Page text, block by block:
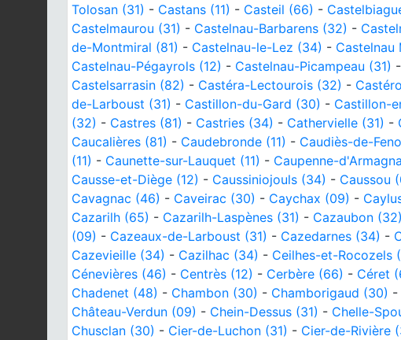
Tolosan (31) - Castans (11) - Casteil (66) -
Castelmaurou (31) - Castelnau-Barbarens (32) -
de-Montmiral (81) - Castelnau-le-Lez (34) - Castelnau
Castelnau-Pégayrols (12) - Castelnau-Picampeau (31) -
Castelsarrasin (82) - Castéra-Lectourois (32) -
de-Larboust (31) - Castillon-du-Gard (30) - Castillon-
(32) - Castres (81) - Castries (34) - Cathervielle (31) -
Caucalières (81) - Caudebronde (11) - Caudiès-de-
(11) - Caunette-sur-Lauquet (11) - Caupenne-
Causse-et-Diège (12) - Caussiniojouls (34) - Caussou
Cavagnac (46) - Caveirac (30) - Caychax (09) -
Cazarilh (65) - Cazarilh-Laspènes (31) - Cazaubon (32)
(09) - Cazeaux-de-Larboust (31) - Cazedarnes (34) -
Cazevieille (34) - Cazilhac (34) - Ceilhes-et-Rocozels
Cénevières (46) - Centrès (12) - Cerbère (66) - Céret
Chadenet (48) - Chambon (30) - Chamborigaud (30) -
Château-Verdun (09) - Chein-Dessus (31) - Chelle-
Chusclan (30) - Cier-de-Luchon (31) - Cier-de-Rivière